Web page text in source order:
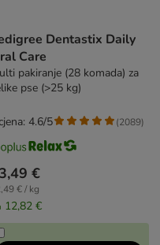
Dentastix Daily
Care
pakiranje (28 komada) za
pse (>25 kg)
€
€ / kg
12,82 €
4.6/5 (2089)